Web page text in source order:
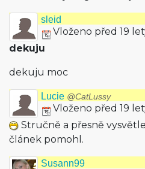
sleid
Vloženo před 19
dekuju
dekuju moc
Lucie @CatLussy
Vloženo před 19
Stručně a přesně
článek pomohl.
Susann99